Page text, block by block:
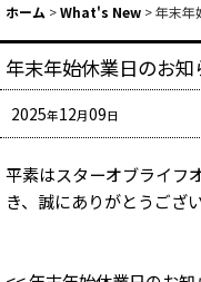
ホーム >What's New >年末年
年末年始休業日のお知
2025年12月09日
平素はスターオブライフ
き、誠にありがとうござい